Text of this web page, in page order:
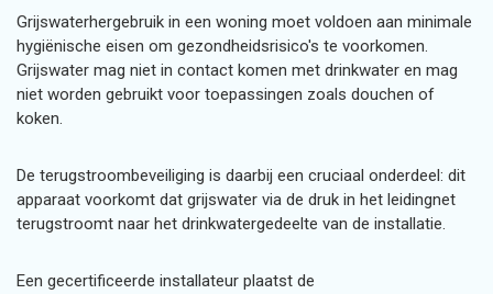
Grijswaterhergebruik in een woning moet voldoen aan minimale
hygiënische eisen om gezondheidsrisico's te voorkomen.
Grijswater mag niet in contact komen met drinkwater en mag
niet worden gebruikt voor toepassingen zoals douchen of
koken.
De terugstroombeveiliging is daarbij een cruciaal onderdeel: dit
apparaat voorkomt dat grijswater via de druk in het leidingnet
terugstroomt naar het drinkwatergedeelte van de installatie.
Een gecertificeerde installateur plaatst de